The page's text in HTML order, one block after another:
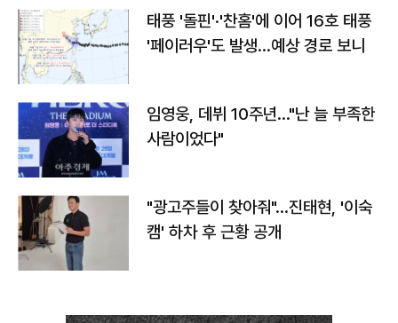
태풍 '돌핀'·'찬홈'에 이어 16호 태풍
'페이러우'도 발생…예상 경로 보니
임영웅, 데뷔 10주년…"난 늘 부족한
사람이었다"
"광고주들이 찾아줘"…진태현, '이숙
캠' 하차 후 근황 공개